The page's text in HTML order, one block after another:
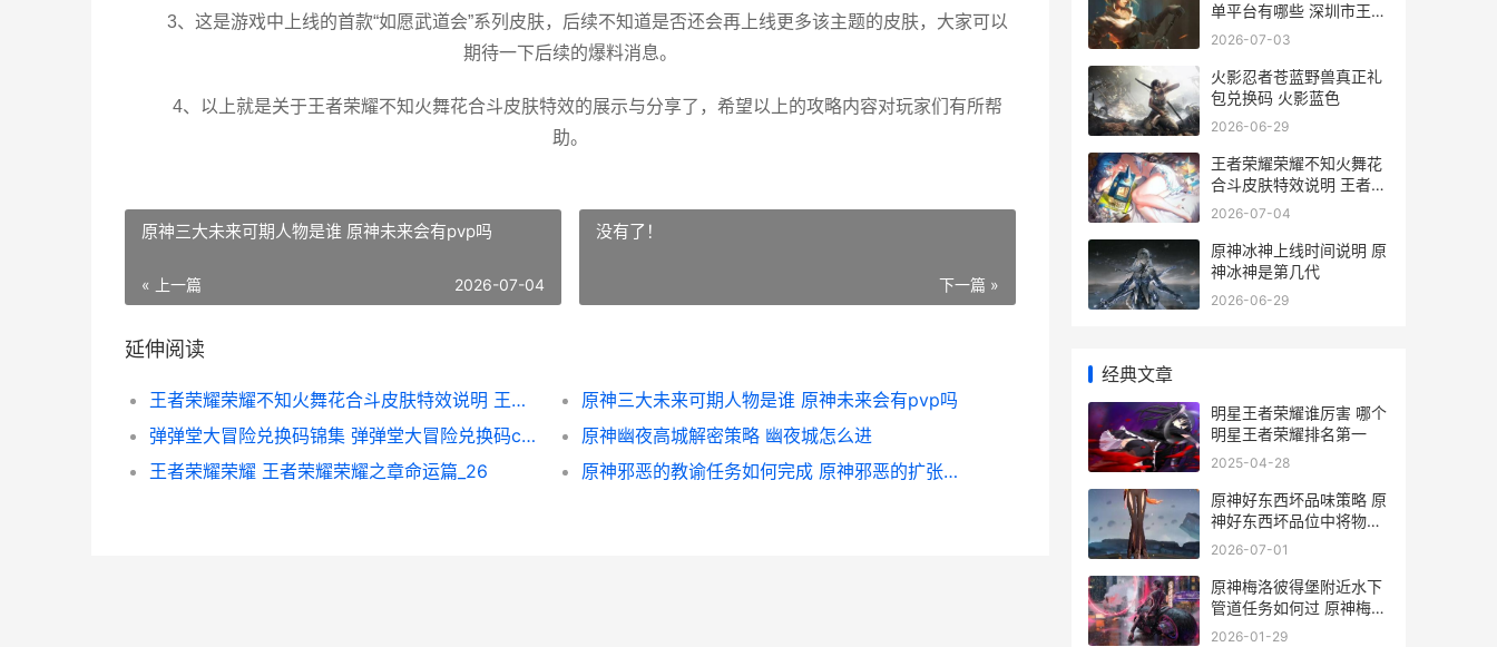
3、这是游戏中上线的首款“如愿武道会”系列皮肤，后续不知道是否还会再上线更多该主题的皮肤，大家可以
期待一下后续的爆料消息。
4、以上就是关于王者荣耀不知火舞花合斗皮肤特效的展示与分享了，希望以上的攻略内容对玩家们有所帮
助。
原神三大未来可期人物是谁 原神未来会有pvp吗
« 上一篇 2026-07-04
没有了！
下一篇 »
延伸阅读
王者荣耀荣耀不知火舞花合斗皮肤特效说明 王者荣耀不然
原神三大未来可期人物是谁 原神未来会有pvp吗
弹弹堂大冒险兑换码锦集 弹弹堂大冒险兑换码cdk
原神幽夜高城解密策略 幽夜城怎么进
王者荣耀荣耀 王者荣耀荣耀之章命运篇_26
原神邪恶的教谕任务如何完成 原神邪恶的扩张少一个怪
单平台有哪些 深圳市王者
荣耀科技有限公司
2026-07-03
火影忍者苍蓝野兽真正礼
包兑换码 火影蓝色
2026-06-29
王者荣耀荣耀不知火舞花
合斗皮肤特效说明 王者荣
耀不然
2026-07-04
原神冰神上线时间说明 原
神冰神是第几代
2026-06-29
经典文章
明星王者荣耀谁厉害 哪个
明星王者荣耀排名第一
2025-04-28
原神好东西坏品味策略 原
神好东西坏品位中将物件
放置于合适位置
2026-07-01
原神梅洛彼得堡附近水下
管道任务如何过 原神梅洛
彼得堡特许券怎么获得_1
2026-01-29